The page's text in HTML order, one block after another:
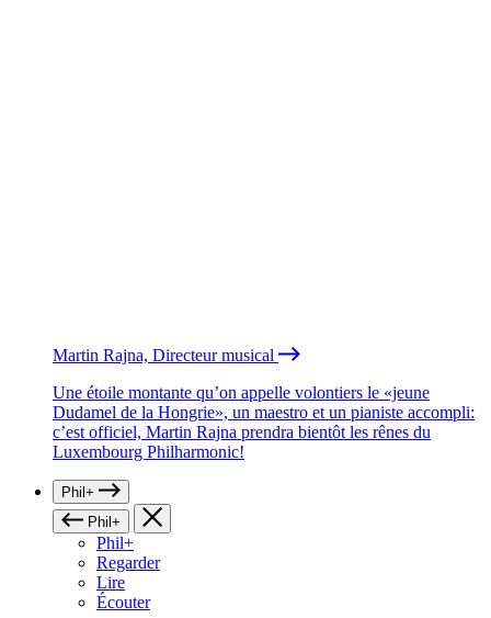
Martin Rajna, Directeur musical
Une étoile montante qu’on appelle volontiers le «jeune
Dudamel de la Hongrie», un maestro et un pianiste accompli:
c’est officiel, Martin Rajna prendra bientôt les rênes du
Luxembourg Philharmonic!
Phil+
Phil+
Phil+
Regarder
Lire
Écouter